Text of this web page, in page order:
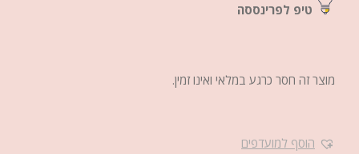
טיפ לפרינססה
מוצר זה חסר כרגע במלאי ואינו זמין.
הוסף למועדפים